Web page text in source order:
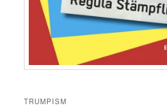
TRUMPISM